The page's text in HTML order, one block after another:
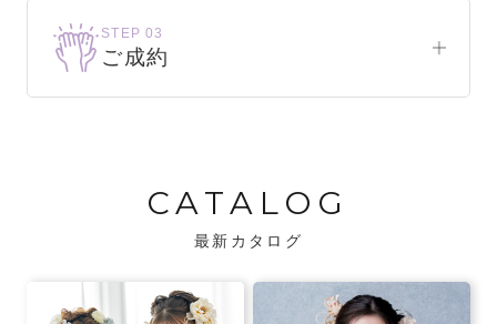
お気に入りの振袖が見つかるまで、何着でも
試着できます。
・振袖コンシェルジュが、振袖に合う小物や
バッグでお嬢様らしいコーディネートをご
STEP 03
ご成約
CATALOG
最新カタログ